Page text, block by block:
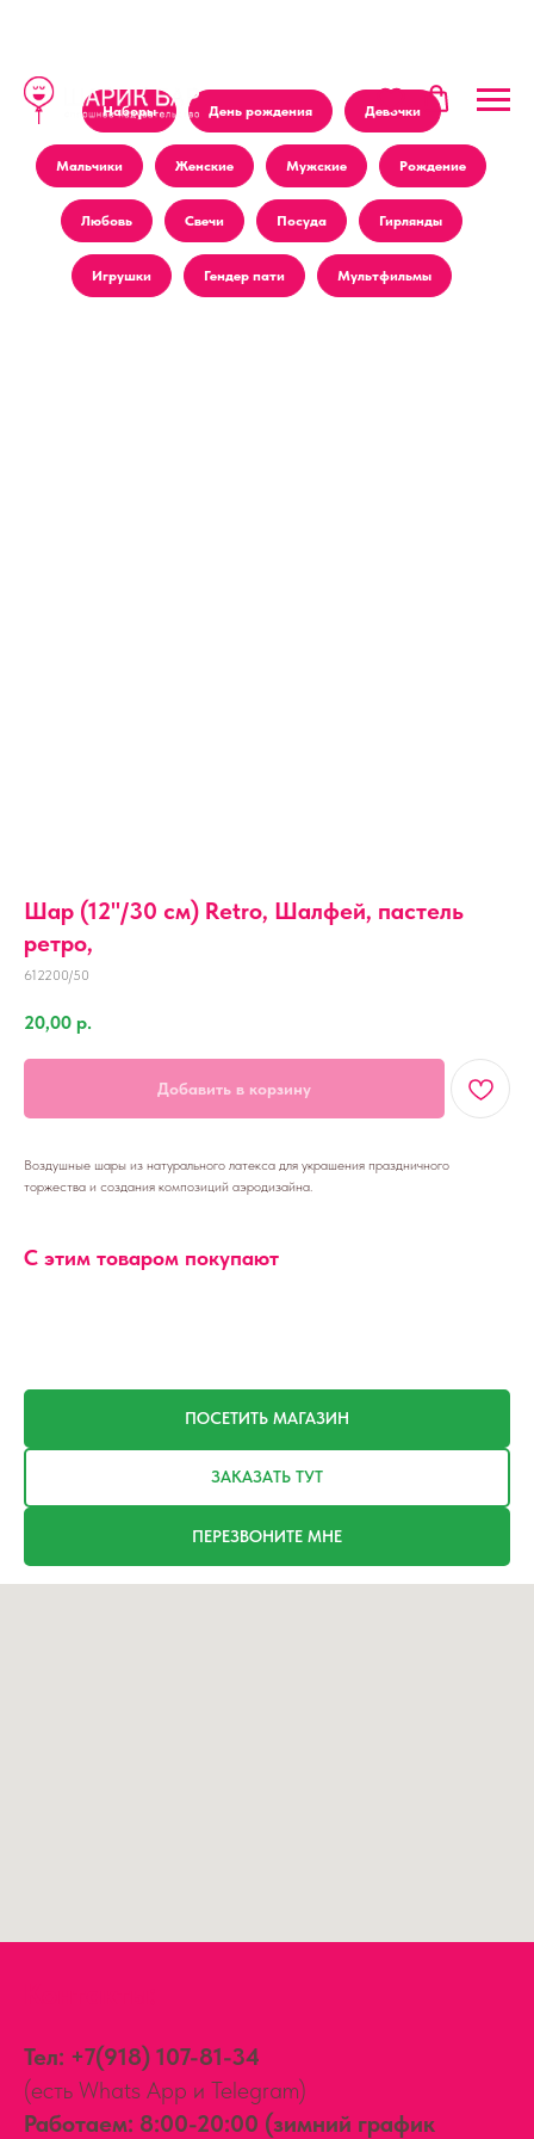
Наборы День рождения Девочки
Мальчики Женские Мужские Рождение
Любовь Свечи Посуда Гирлянды
Игрушки Гендер пати Мультфильмы
Шар (12''/30 см) Retro, Шалфей, пастель
ретро,
612200/50
20,00 р.
Добавить в корзину
Воздушные шары из натурального латекса для украшения праздничного
торжества и создания композиций аэродизайна.
С этим товаром покупают
ПОСЕТИТЬ МАГАЗИН
ЗАКАЗАТЬ ТУТ
ПЕРЕЗВОНИТЕ МНЕ
Тел: +7(918) 107-81-34
(есть Whats App и Telegram)
Работаем: 8:00-20:00 (зимний график